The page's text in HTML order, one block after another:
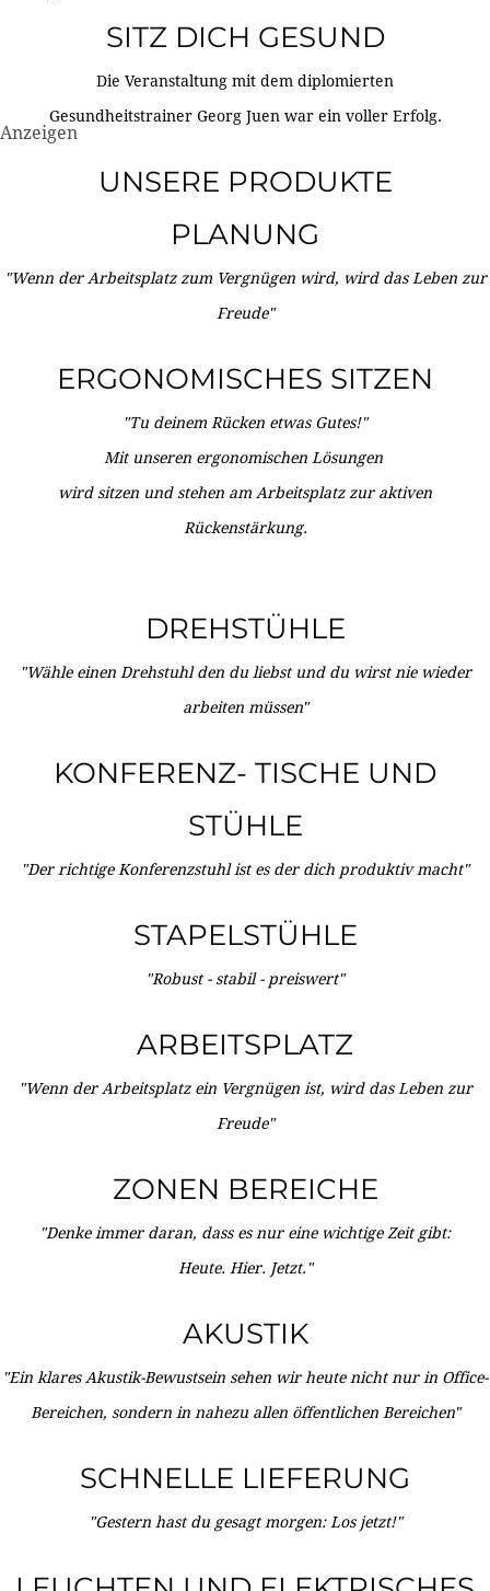
SITZ DICH GESUND
Die Veranstaltung mit dem diplomierten
Gesundheitstrainer Georg Juen war ein voller Erfolg.
Anzeigen
UNSERE PRODUKTE
PLANUNG
"Wenn der Arbeitsplatz zum Vergnügen wird, wird das Leben zur
Freude"
ERGONOMISCHES SITZEN
"Tu deinem Rücken etwas Gutes!"
Mit unseren ergonomischen Lösungen
wird sitzen und stehen am Arbeitsplatz zur aktiven
Rückenstärkung.
DREHSTÜHLE
"Wähle einen Drehstuhl den du liebst und du wirst nie wieder
arbeiten müssen"
KONFERENZ- TISCHE UND
STÜHLE
"Der richtige Konferenzstuhl ist es der dich produktiv macht"
STAPELSTÜHLE
"Robust - stabil - preiswert"
ARBEITSPLATZ
"Wenn der Arbeitsplatz ein Vergnügen ist, wird das Leben zur
Freude"
ZONEN BEREICHE
"Denke immer daran, dass es nur eine wichtige Zeit gibt:
Heute. Hier. Jetzt."
AKUSTIK
"Ein klares Akustik-Bewustsein sehen wir heute nicht nur in Office-
Bereichen, sondern in nahezu allen öffentlichen Bereichen"
SCHNELLE LIEFERUNG
"Gestern hast du gesagt morgen: Los jetzt!"